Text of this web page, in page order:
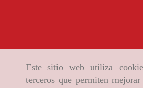
Este sitio web utiliza
terceros que permiten